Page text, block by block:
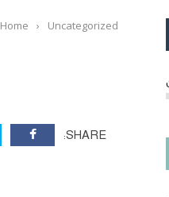
Home › Uncategorized
SHARE: